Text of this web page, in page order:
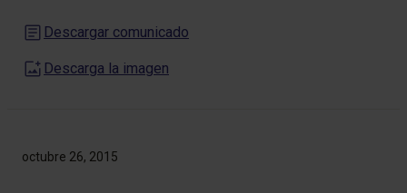
octubre 26, 2015
Descargar comunicado
Descarga la imagen